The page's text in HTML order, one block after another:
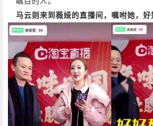
马云则来到薇娅的直播间，嘱咐她，好